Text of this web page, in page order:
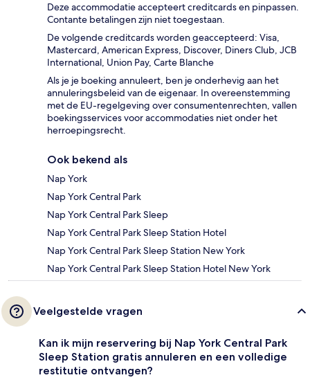
Deze accommodatie accepteert creditcards en pinpassen.
Contante betalingen zijn niet toegestaan.
De volgende creditcards worden geaccepteerd: Visa,
Mastercard, American Express, Discover, Diners Club, JCB
International, Union Pay, Carte Blanche
Als je je boeking annuleert, ben je onderhevig aan het
annuleringsbeleid van de eigenaar. In overeenstemming
met de EU-regelgeving over consumentenrechten, vallen
boekingsservices voor accommodaties niet onder het
herroepingsrecht.
Ook bekend als
Nap York
Nap York Central Park
Nap York Central Park Sleep
Nap York Central Park Sleep Station Hotel
Nap York Central Park Sleep Station New York
Nap York Central Park Sleep Station Hotel New York
Veelgestelde vragen
Kan ik mijn reservering bij Nap York Central Park
Sleep Station gratis annuleren en een volledige
restitutie ontvangen?